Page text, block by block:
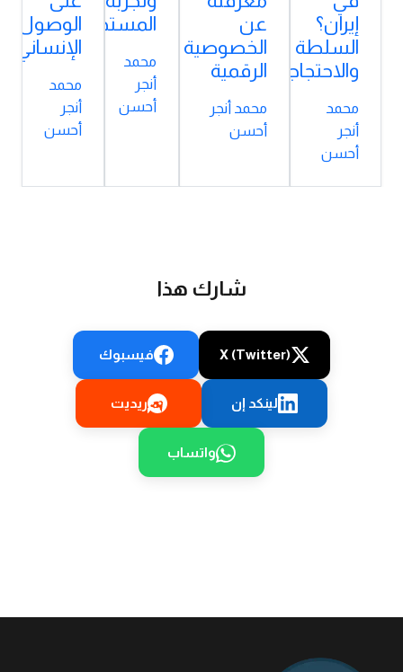
إيران؟
السلطة
والاحتجاجات
محمد
أنجر
أحسن
عن
الخصوصية
الرقمية
محمد أنجر
أحسن
المستخدم
محمد
أنجر
أحسن
الوصول
الإنساني
محمد
أنجر
أحسن
شارك هذا
X (Twitter) فيسبوك
لينكد إن ريديت
واتساب